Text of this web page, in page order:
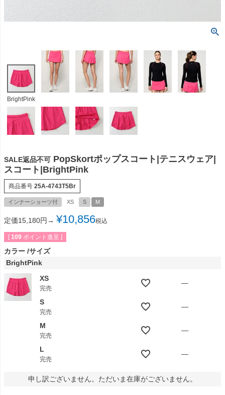
BrightPink
SALE返品不可 PopSkortポップスコート|テニスウェア|
スコート|BrightPink
商品番号 25A-4743T5Br
インナーショーツ付 XS S M
定価15,180円→ ¥10,856税込
[ 109 ポイント進呈 ]
カラー サイズ
BrightPink
XS
完売
—
S
完売
—
M
完売
—
L
完売
—
申し訳ございません。ただいま在庫がございません。